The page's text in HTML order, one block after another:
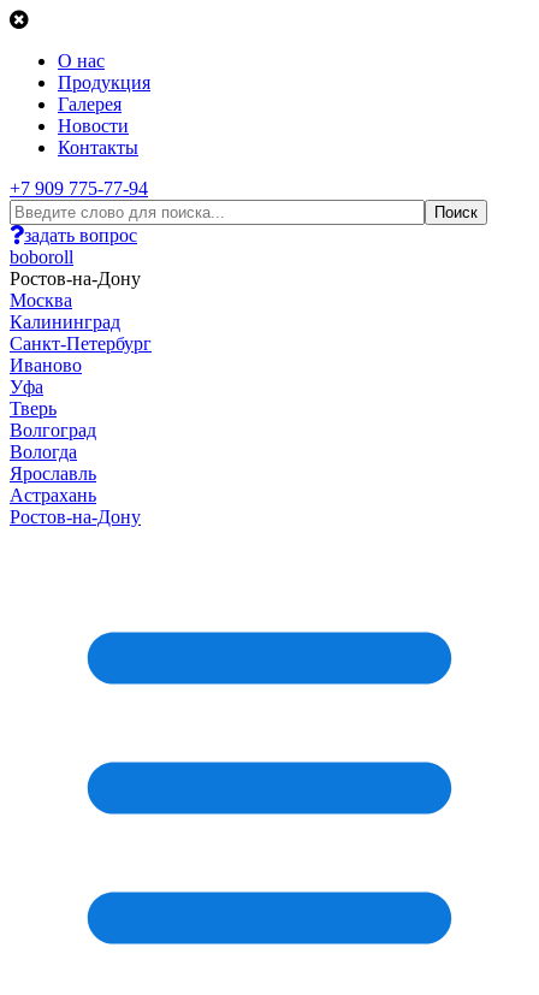
О нас
Продукция
Галерея
Новости
Контакты
+7 909 775-77-94
задать вопрос
boboroll
Ростов-на-Дону
Москва
Калининград
Санкт-Петербург
Иваново
Уфа
Тверь
Волгоград
Вологда
Ярославль
Астрахань
Ростов-на-Дону